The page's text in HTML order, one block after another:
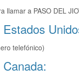
llamar a PASO DEL
telefónico)